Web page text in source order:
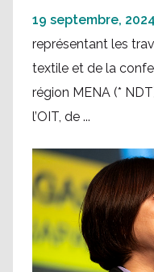
19 septembre, 2024
représentant les
textile et de la
région MENA (*
l’OIT, de ...